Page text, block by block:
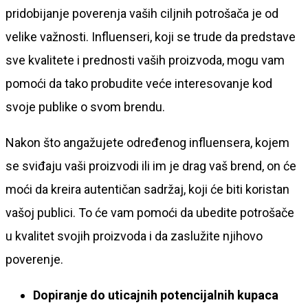
pridobijanje poverenja vaših ciljnih potrošača je od
velike važnosti. Influenseri, koji se trude da predstave
sve kvalitete i prednosti vaših proizvoda, mogu vam
pomoći da tako probudite veće interesovanje kod
svoje publike o svom brendu.
Nakon što angažujete određenog influensera, kojem
se sviđaju vaši proizvodi ili im je drag vaš brend, on će
moći da kreira autentičan sadržaj, koji će biti koristan
vašoj publici. To će vam pomoći da ubedite potrošače
u kvalitet svojih proizvoda i da zaslužite njihovo
poverenje.
Dopiranje do uticajnih potencijalnih kupaca